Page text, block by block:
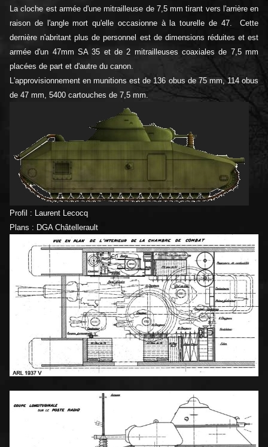
La cloche est armée d'une mitrailleuse de 7,5 mm tirant vers l'arrière en
raison de l'angle mort qu'elle occasionne à la tourelle de 47. Cette
dernière n'abritant plus de personnel est de dimensions réduites et est
armée d'un 47mm SA 35 et de 2 mitrailleuses coaxiales de 7,5 mm
placées de part et d'autre du canon.
L'approvisionnement en munitions est de 136 obus de 75 mm, 114 obus
de 47 mm, 5400 cartouches de 7,5 mm.
Profil : Laurent Lecocq
Plans : DGA Châtellerault